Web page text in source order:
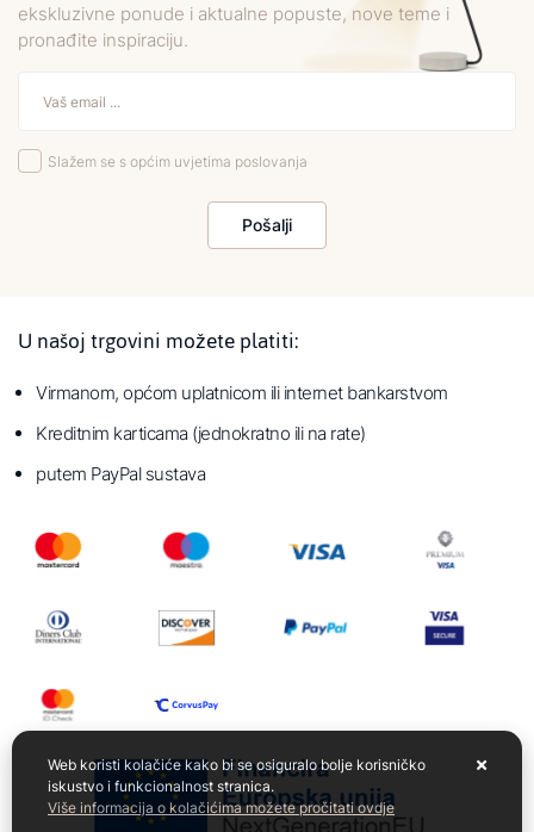
ekskluzivne ponude i aktualne popuste, nove teme i
pronađite inspiraciju.
Slažem se s općim uvjetima poslovanja
Pošalji
U našoj trgovini možete platiti:
Virmanom, općom uplatnicom ili internet bankarstvom
Kreditnim karticama (jednokratno ili na rate)
putem PayPal sustava
Web koristi kolačiće kako bi se osiguralo bolje korisničko
iskustvo i funkcionalnost stranica.
Više informacija o kolačićima možete pročitati ovdje